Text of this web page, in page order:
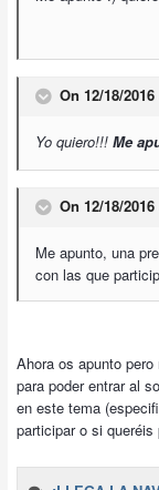
On 12/18/2016
Yo quiero!!! Me
On 12/18/2016
Me apunto, una
con las que
Ahora os apunto
para poder entrar al
en este tema
participar o si